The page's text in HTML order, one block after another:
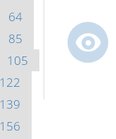
64
85
105
122
139
156